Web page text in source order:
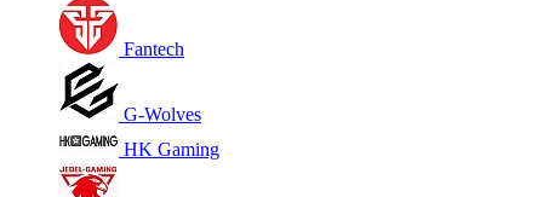
Fantech
G-Wolves
HK Gaming